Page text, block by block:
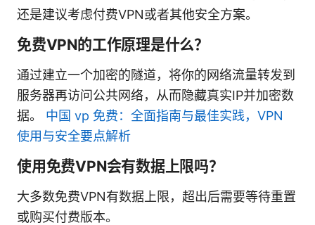
还是建议考虑付费VPN或者其他安全方案。
免费VPN的工作原理是什么？
通过建立一个加密的隧道，将你的网络流量转发到
服务器再访问公共网络，从而隐藏真实IP并加密数
据。 中国 vp 免费：全面指南与最佳实践，VPN
使用与安全要点解析
使用免费VPN会有数据上限吗？
大多数免费VPN有数据上限，超出后需要等待重置
或购买付费版本。